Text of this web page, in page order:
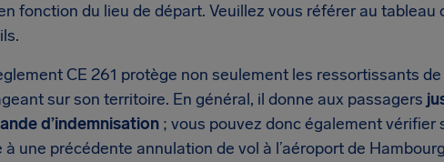
fonction du lieu de départ. Veuillez vous référer au
CE 261 protège non seulement les ressortissants
sur son territoire. En général, il donne aux passagers
d’indemnisation ; vous pouvez donc également
à une précédente annulation de vol à l’aéroport de